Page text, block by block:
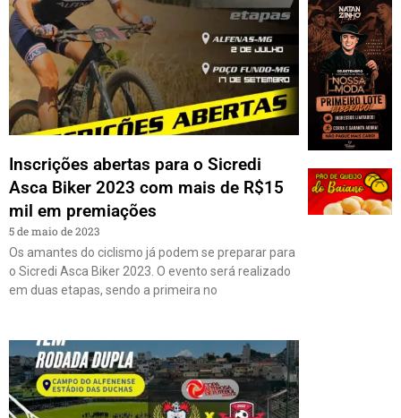
Inscrições abertas para o Sicredi
Asca Biker 2023 com mais de R$15
mil em premiações
5 de maio de 2023
Os amantes do ciclismo já podem se preparar para
o Sicredi Asca Biker 2023. O evento será realizado
em duas etapas, sendo a primeira no